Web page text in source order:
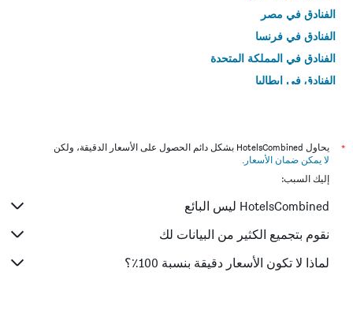
الفنادق في مصر
الفنادق في فرنسا
الفنادق في المملكة المتحدة
الفنادق في إيطاليا
*
يحاول HotelsCombined بشكل دائم الحصول على الأسعار الدقيقة، ولكن
لا يمكن ضمان الأسعار .
إليك السبب:
HotelsCombined ليس البائع
نقوم بتجميع الكثير من البيانات لك
لماذا لا تكون الأسعار دقيقة بنسبة 100٪؟